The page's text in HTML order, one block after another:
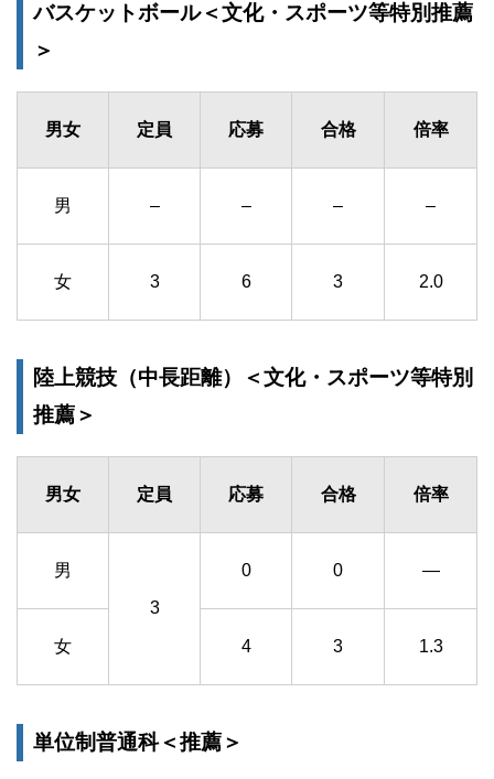
バスケットボール＜文化・スポーツ等特別推薦
＞
男女 定員 応募 合格 倍率
男 – – – –
女 3 6 3 2.0
陸上競技（中長距離）＜文化・スポーツ等特別
推薦＞
男女 定員 応募 合格 倍率
男
3
0 0 ―
女 4 3 1.3
単位制普通科＜推薦＞